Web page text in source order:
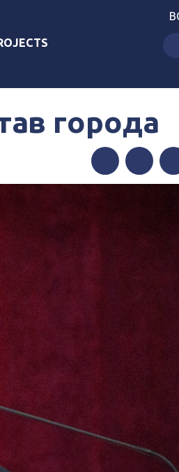
города
Facebook